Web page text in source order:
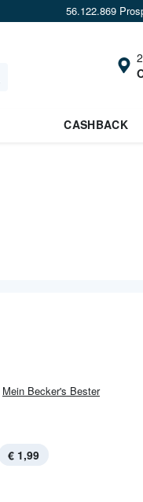
56.122.869
CASHBACK
Mein Becker's Bester
€ 1,99